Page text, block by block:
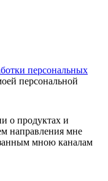
персональных
персональной
о продуктах и
направления мне
мною каналам